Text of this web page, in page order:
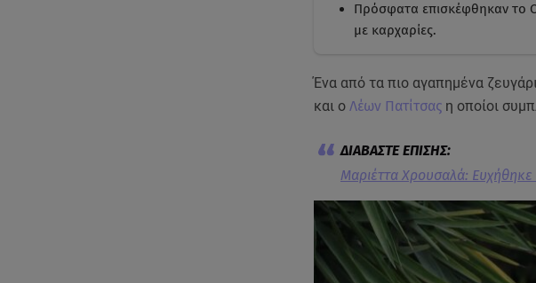
Πρόσφατα επισκέφθηκαν το
με καρχαρίες.
Ένα από τα πιο αγαπημένα
και οΛέων Πατίτσας η οποίοι
Mαριέττα Χρουσαλά: